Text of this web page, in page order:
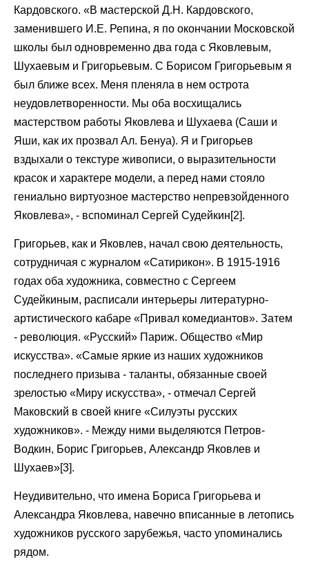
Кардовского. «В мастерской Д.Н. Кардовского,
заменившего И.Е. Репина, я по окончании Московской
школы был одновременно два года с Яковлевым,
Шухаевым и Григорьевым. С Борисом Григорьевым я
был ближе всех. Меня пленяла в нем острота
неудовлетворенности. Мы оба восхищались
мастерством работы Яковлева и Шухаева (Саши и
Яши, как их прозвал Ал. Бенуа). Я и Григорьев
вздыхали о текстуре живописи, о выразительности
красок и характере модели, а перед нами стояло
гениально виртуозное мастерство непревзойденного
Яковлева», - вспоминал Сергей Судейкин[2].
Григорьев, как и Яковлев, начал свою деятельность,
сотрудничая с журналом «Сатирикон». В 1915-1916
годах оба художника, совместно с Сергеем
Судейкиным, расписали интерьеры литературно-
артистического кабаре «Привал комедиантов». Затем
- революция. «Русский» Париж. Общество «Мир
искусства». «Самые яркие из наших художников
последнего призыва - таланты, обязанные своей
зрелостью «Миру искусства», - отмечал Сергей
Маковский в своей книге «Силуэты русских
художников». - Между ними выделяются Петров-
Водкин, Борис Григорьев, Александр Яковлев и
Шухаев»[3].
Неудивительно, что имена Бориса Григорьева и
Александра Яковлева, навечно вписанные в летопись
художников русского зарубежья, часто упоминались
рядом.